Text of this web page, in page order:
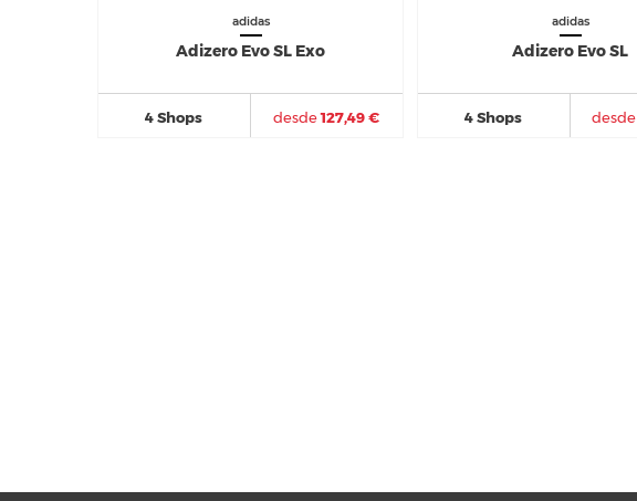
adidas
Adizero Evo SL Exo
4 Shops desde127,49 €
adidas
Adizero Evo SL
4 Shops desde